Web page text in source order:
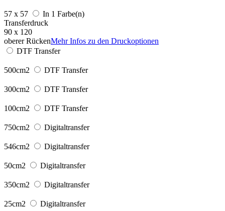
57 x 57
In 1 Farbe(n)
Transferdruck
90 x 120
oberer RückenMehr Infos zu den Druckoptionen
DTF Transfer
500cm2 DTF Transfer
300cm2 DTF Transfer
100cm2 DTF Transfer
750cm2 Digitaltransfer
546cm2 Digitaltransfer
50cm2 Digitaltransfer
350cm2 Digitaltransfer
25cm2 Digitaltransfer